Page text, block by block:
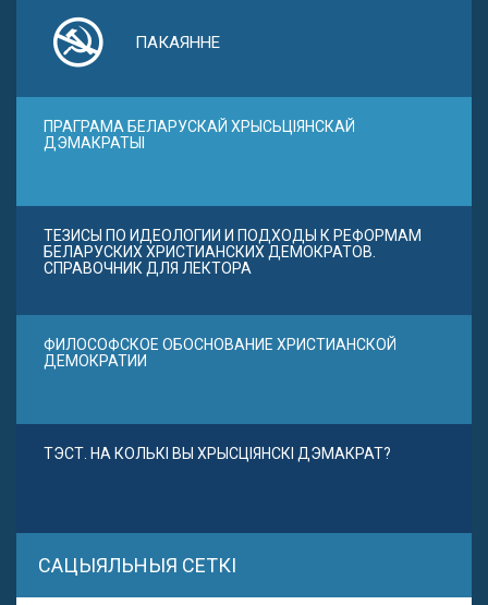
ПАКАЯННЕ
ПРАГРАМА БЕЛАРУСКАЙ ХРЫСЬЦІЯНСКАЙ
ДЭМАКРАТЫІ
ТЕЗИСЫ ПО ИДЕОЛОГИИ И ПОДХОДЫ К РЕФОРМАМ
БЕЛАРУСКИХ ХРИСТИАНСКИХ ДЕМОКРАТОВ.
СПРАВОЧНИК ДЛЯ ЛЕКТОРА
ФИЛОСОФСКОЕ ОБОСНОВАНИЕ ХРИСТИАНСКОЙ
ДЕМОКРАТИИ
ТЭСТ. НА КОЛЬКІ ВЫ ХРЫСЦІЯНСКІ ДЭМАКРАТ?
САЦЫЯЛЬНЫЯ СЕТКІ